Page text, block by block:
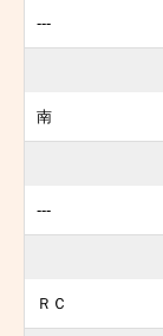
---
南
---
ＲＣ